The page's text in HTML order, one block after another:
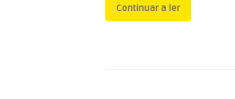
Continuar a ler